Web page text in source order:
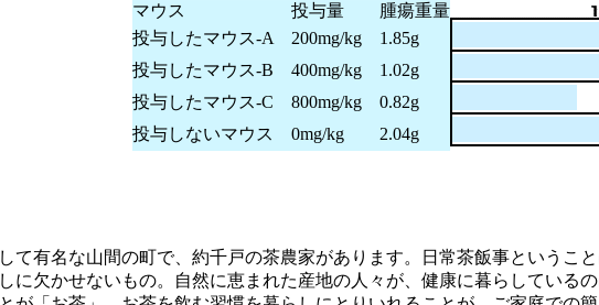
マウス 投与量
腫瘍重量
投与したマウス-A 200mg/kg 1.85g
投与したマウス-B 400mg/kg 1.02g
投与したマウス-C 800mg/kg 0.82g
投与しないマウス 0mg/kg 2.04g
有名な山間の町で、約千戸の茶農家があります。日常茶飯事というこ
に欠かせないもの。自然に恵まれた産地の人々が、健康に暮らしている